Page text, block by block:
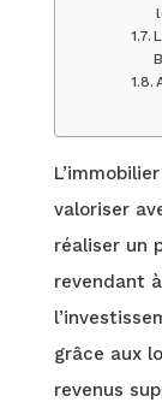
valoriser
réaliser un
revendant
grâce aux
revenus